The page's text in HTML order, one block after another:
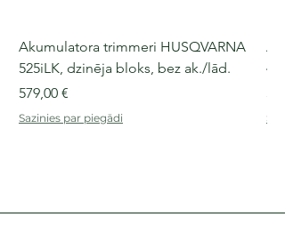
Akumulatora trimmeri HUSQVARNA
525iLK, dzinēja bloks, bez ak./lād.
Cena
579,00 €
Sazinies par piegādi